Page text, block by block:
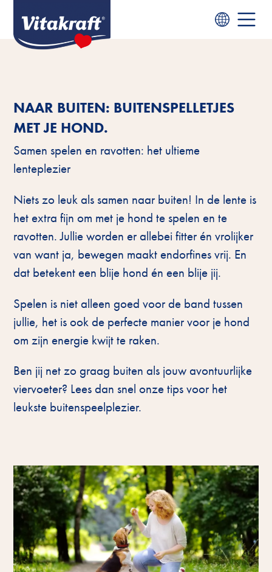
NAAR BUITEN: BUITENSPELLETJES
MET JE HOND.
Samen spelen en ravotten: het ultieme
lenteplezier
Niets zo leuk als samen naar buiten! In de lente is
het extra fijn om met je hond te spelen en te
ravotten. Jullie worden er allebei fitter én vrolijker
van want ja, bewegen maakt endorfines vrij. En
dat betekent een blije hond én een blije jij.
Spelen is niet alleen goed voor de band tussen
jullie, het is ook de perfecte manier voor je hond
om zijn energie kwijt te raken.
Ben jij net zo graag buiten als jouw avontuurlijke
viervoeter? Lees dan snel onze tips voor het
leukste buitenspeelplezier.